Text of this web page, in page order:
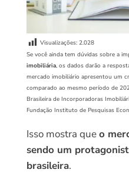
Visualizações: 2.028
Se você ainda tem dúvidas sobre a
imobiliária, os dados darão a
mercado imobiliário apresentou um
comparado ao mesmo período de
Brasileira de Incorporadoras
Fundação Instituto de Pesquisas
Isso mostra queo
sendo um
brasileira.